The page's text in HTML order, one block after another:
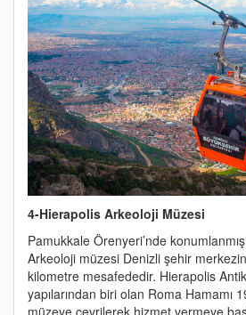
4-Hierapolis Arkeoloji Müzesi
Pamukkale Örenyeri’nde
Arkeoloji müzesi Denizli şehir
kilometre mesafededir. Hierapolis
yapılarından biri olan Roma Hamamı
müzeye çevrilerek hizmet vermeye